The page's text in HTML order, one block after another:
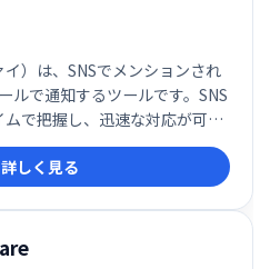
）は、SNSでメンションされ
ルで通知するツールです。SNS
で把握し、迅速な対応が可能
ケティングの効率化に役立ち、
エンゲージメントを高めま
詳しく見る